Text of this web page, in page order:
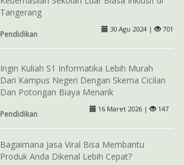
Tangerang
Pendidikan
30 Agu 2024 | 701
Ingin Kuliah S1 Informatika Lebih Murah
Dari Kampus Negeri Dengan Skema Cicilan
Dan Potongan Biaya Menarik
Pendidikan
16 Maret 2026 | 147
Bagaimana Jasa Viral Bisa Membantu
Produk Anda Dikenal Lebih Cepat?